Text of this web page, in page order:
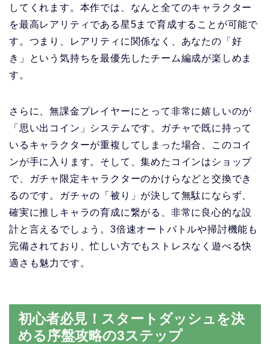
してくれます。本作では、なんと全てのキャラクター
を最高レアリティである星5まで育成することが可能で
す。つまり、レアリティに関係なく、あなたの「好
き」という気持ちを最優先したチーム編成が楽しめま
す。
さらに、無課金プレイヤーにとって非常に嬉しいのが
「思い出コイン」システムです。ガチャで既に持って
いるキャラクターが重複してしまった場合、このコイ
ンが手に入ります。そして、集めたコインはショップ
で、ガチャ限定キャラクターのかけらなどと交換でき
るのです。ガチャの「被り」が決して無駄にならず、
確実に推しキャラの育成に繋がる、非常に良心的な設
計と言えるでしょう。3倍速オートバトルや掃討機能も
完備されており、忙しい方でもストレスなく遊べる快
適さも魅力です。
初心者必見！スタートダッシュを決
める序盤攻略の3ステップ